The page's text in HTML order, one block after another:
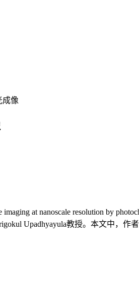
成像
at nanoscale resolution by
Upadhyayula教授。本文中，